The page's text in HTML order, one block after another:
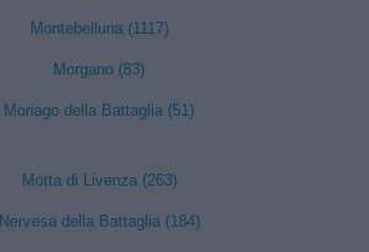
Montebelluna (1117)
Morgano (83)
Moriago della Battaglia (51)
Motta di Livenza (263)
Nervesa della Battaglia (184)